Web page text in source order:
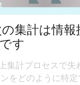
す
集計プロセスで失
をどのように特